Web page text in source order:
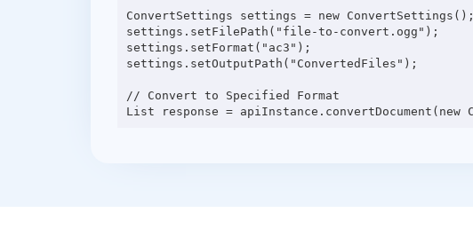
ConvertSettings settings = new ConvertSettings();
settings.setFilePath("file-to-convert.ogg");
settings.setFormat("ac3");
settings.setOutputPath("ConvertedFiles");
// Convert to Specified Format